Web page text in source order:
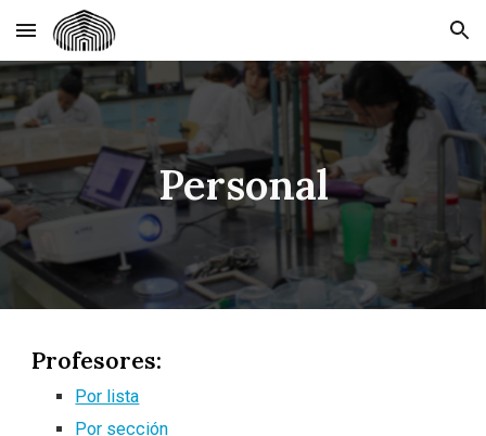
Skip to main content Skip to navigation
Personal
Profesores:
Por lista
Por sección